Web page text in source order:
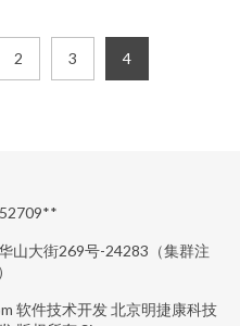
2 3 4
山大街269号-24283（集群注
软件技术开发北京明捷康科技